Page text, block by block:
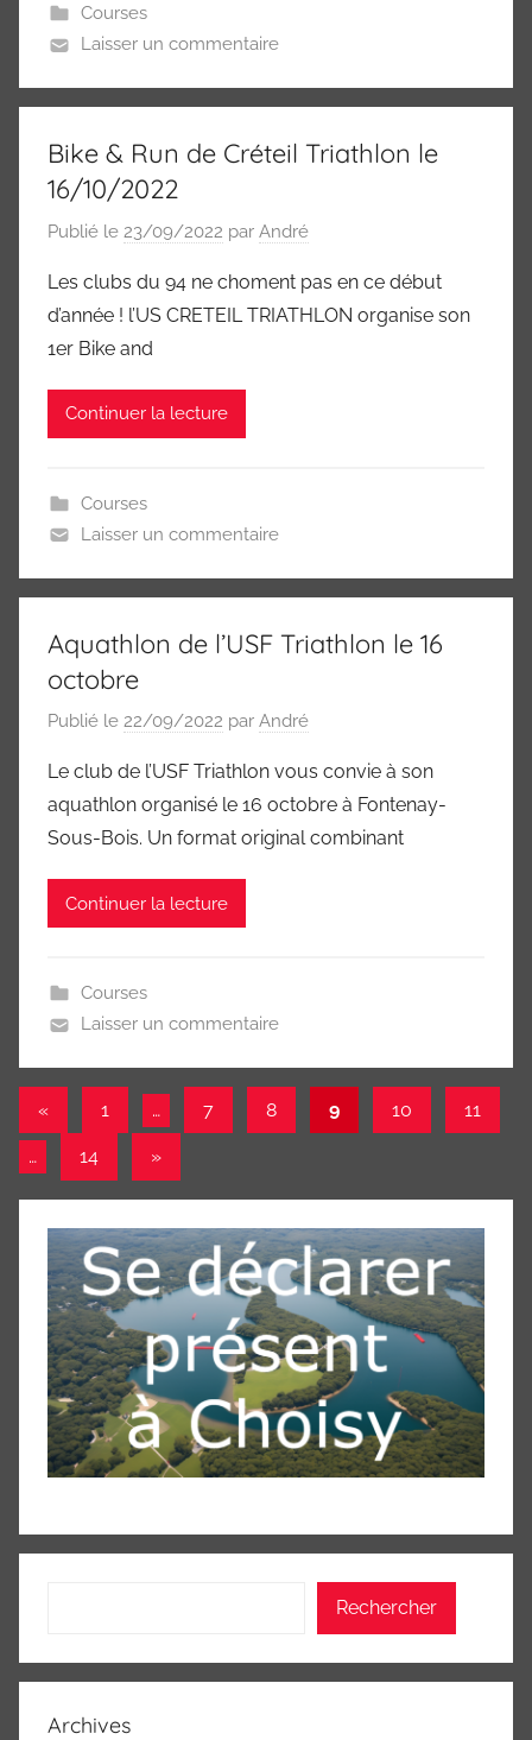
Courses
Laisser un commentaire
Bike & Run de Créteil Triathlon le
16/10/2022
Publié le 23/09/2022 par André
Les clubs du 94 ne choment pas en ce début
d’année ! l’US CRETEIL TRIATHLON organise son
1er Bike and
Continuer la lecture
Courses
Laisser un commentaire
Aquathlon de l’USF Triathlon le 16
octobre
Publié le 22/09/2022 par André
Le club de l’USF Triathlon vous convie à son
aquathlon organisé le 16 octobre à Fontenay-
Sous-Bois. Un format original combinant
Continuer la lecture
Courses
Laisser un commentaire
Pagination
des
publications
«Publications
1 … 7 8 9 10 11
… 14
Articles
suivants
»
Rechercher
Archives